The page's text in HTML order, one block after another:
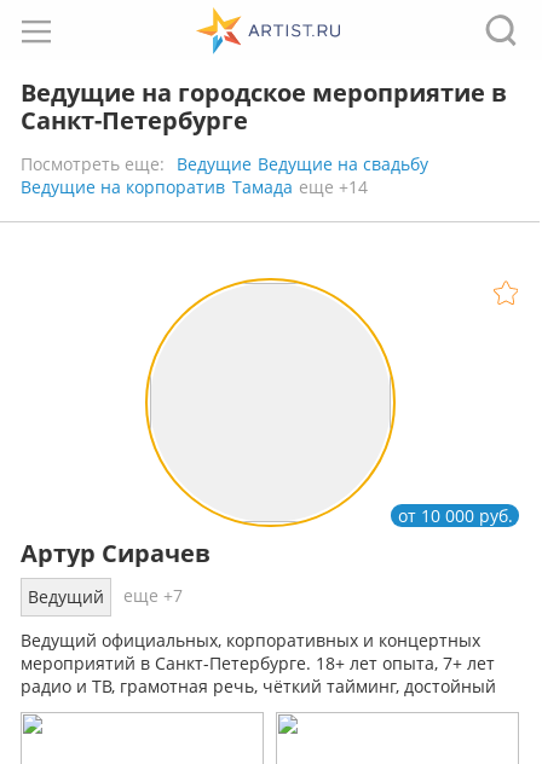
Ведущие на городское мероприятие в
Санкт-Петербурге
Посмотреть еще: Ведущие Ведущие на свадьбу
Ведущие на корпоратив Тамада еще +14
Артур Сирачев
от 10 000 руб.
Ведущий
еще +7
Ведущий официальных, корпоративных и концертных
мероприятий в Санкт-Петербурге. 18+ лет опыта, 7+ лет
радио и ТВ, грамотная речь, чёткий тайминг, достойный
стиль.